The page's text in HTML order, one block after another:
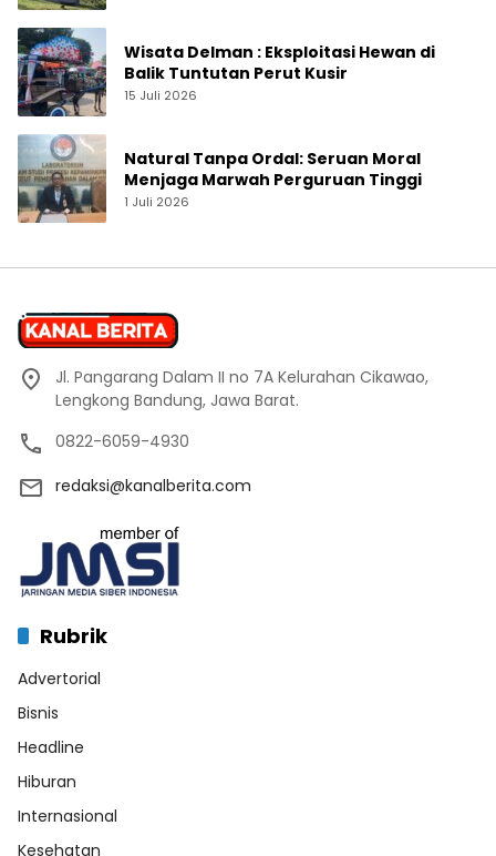
Wisata Delman : Eksploitasi Hewan di
Balik Tuntutan Perut Kusir
15 Juli 2026
Natural Tanpa Ordal: Seruan Moral
Menjaga Marwah Perguruan Tinggi
1 Juli 2026
Jl. Pangarang Dalam II no 7A Kelurahan Cikawao,
Lengkong Bandung, Jawa Barat.
0822-6059-4930
redaksi@kanalberita.com
Rubrik
Advertorial
Bisnis
Headline
Hiburan
Internasional
Kesehatan